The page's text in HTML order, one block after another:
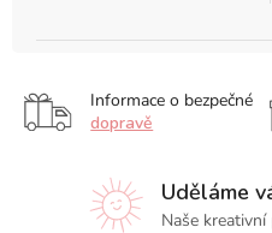
Informace o bezpečné
dopravě
Uděláme
Naše